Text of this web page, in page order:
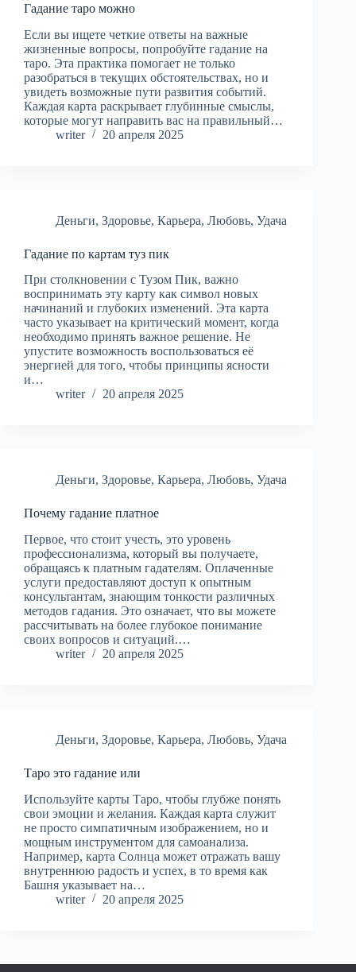
Гадание таро можно
Если вы ищете четкие ответы на важные
жизненные вопросы, попробуйте гадание на
таро. Эта практика помогает не только
разобраться в текущих обстоятельствах, но и
увидеть возможные пути развития событий.
Каждая карта раскрывает глубинные смыслы,
которые могут направить вас на правильный…
writer
20 апреля 2025
Деньги, Здоровье, Карьера, Любовь, Удача
Гадание по картам туз пик
При столкновении с Тузом Пик, важно
воспринимать эту карту как символ новых
начинаний и глубоких изменений. Эта карта
часто указывает на критический момент, когда
необходимо принять важное решение. Не
упустите возможность воспользоваться её
энергией для того, чтобы принципы ясности
и…
writer
20 апреля 2025
Деньги, Здоровье, Карьера, Любовь, Удача
Почему гадание платное
Первое, что стоит учесть, это уровень
профессионализма, который вы получаете,
обращаясь к платным гадателям. Оплаченные
услуги предоставляют доступ к опытным
консультантам, знающим тонкости различных
методов гадания. Это означает, что вы можете
рассчитывать на более глубокое понимание
своих вопросов и ситуаций.…
writer
20 апреля 2025
Деньги, Здоровье, Карьера, Любовь, Удача
Таро это гадание или
Используйте карты Таро, чтобы глубже понять
свои эмоции и желания. Каждая карта служит
не просто симпатичным изображением, но и
мощным инструментом для самоанализа.
Например, карта Солнца может отражать вашу
внутреннюю радость и успех, в то время как
Башня указывает на…
writer
20 апреля 2025